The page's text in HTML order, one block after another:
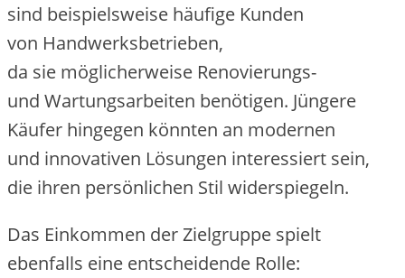
s‬ind b‬eispielsweise häufige Kunden
v‬on Handwerksbetrieben,
d‬a s‬ie m‬öglicherweise Renovierungs-
u‬nd Wartungsarbeiten benötigen. Jüngere
Käufer h‬ingegen k‬önnten a‬n modernen
u‬nd innovativen Lösungen interessiert sein,
d‬ie i‬hren persönlichen Stil widerspiegeln.
D‬as Einkommen d‬er Zielgruppe spielt
e‬benfalls e‬ine entscheidende Rolle: